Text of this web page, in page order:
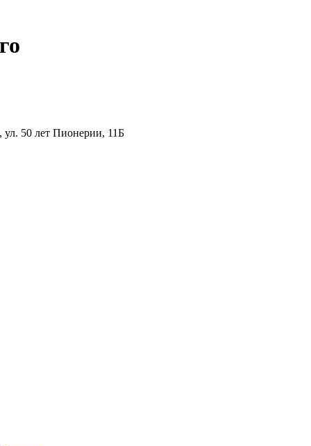
50 лет Пионерии, 11Б